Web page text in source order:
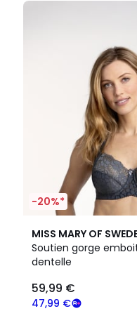
-20%*
MISS MARY OF
Soutien gorge
dentelle
47,99 €
59,99 €
4,5
/ 5
8
Couleurs